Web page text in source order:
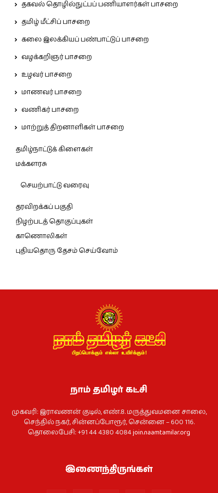
தகவல் தொழில்நுட்பப் பணியாளர்கள் பாசறை
தமிழ் மீட்சிப் பாசறை
கலை இலக்கியப் பண்பாட்டுப் பாசறை
வழக்கறிஞர் பாசறை
உழவர் பாசறை
மாணவர் பாசறை
வணிகர் பாசறை
மாற்றுத் திறனாளிகள் பாசறை
தமிழ்நாட்டுக் கிளைகள்
மக்களரசு
செயற்பாட்டு வரைவு
தரவிறக்கப் பகுதி
நிழற்படத் தொகுப்புகள்
காணொலிகள்
புதியதொரு தேசம் செய்வோம்
நாம் தமிழர் கட்சி
முகவரி: இராவணன் குடில், எண்.8. மருத்துவமனை சாலை,
செந்தில் நகர், சின்னப்போரூர், சென்னை – 600 116.
தொலைபேசி: +91 44 4380 4084join.naamtamilar.org
இணைந்திருங்கள்